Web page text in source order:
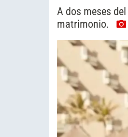
A dos meses
matrimonio.